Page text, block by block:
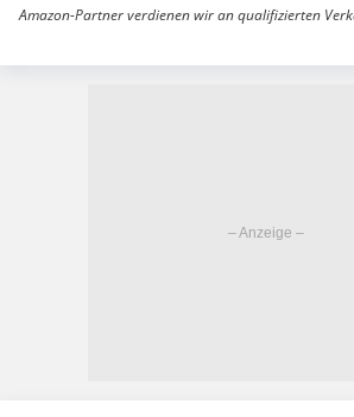
Amazon-Partner verdienen wir an qualifizierten